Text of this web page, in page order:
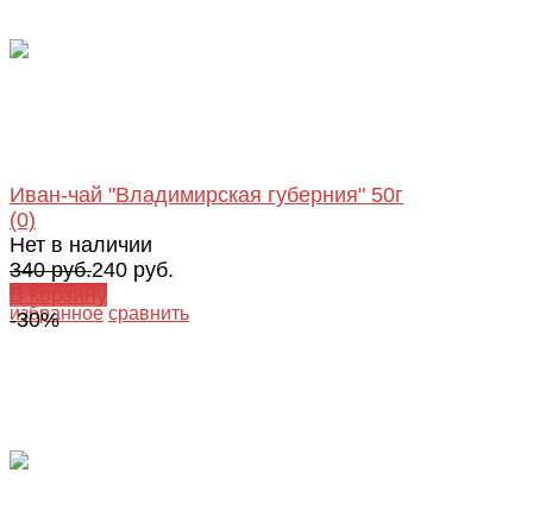
избранное сравнить
Иван-чай "Владимирская губерния" 50г
(0)
Нет в наличии
340 руб.240 руб.
В корзину
-30%